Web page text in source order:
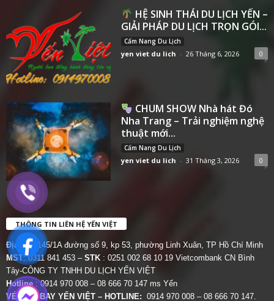
HỆ SINH THÁI DU LỊCH YẾN –
GIẢI PHÁP DU LỊCH TRỌN GÓI...
Cẩm Nang Du Lịch
yen viet du lich - 26 Tháng 6, 2026 0
CHUM SHOW Nhà hát Đó
Nha Trang – Trải nghiệm nghệ
thuật mới...
Cẩm Nang Du Lịch
yen viet du lich - 31 Tháng 3, 2026 0
THÔNG TIN LIÊN HỆ YẾN VIỆT
Địa chỉ:
145/1A đường số 9, kp 53, phường Linh Xuân, TP Hồ Chí Minh
MST: 0311 841 453 – STK : 0251 002 68 10 19 Vietcombank CN Bình
Tây-CÔNG TY TNHH DU LỊCH YẾN VIỆT
Hotline : 0914 970 008 – 08 666 70 147 ms Yến
VÉ MÁY BAY YẾN VIỆT – HOTLINE: 0914 970 008 – 08 666 70 147.